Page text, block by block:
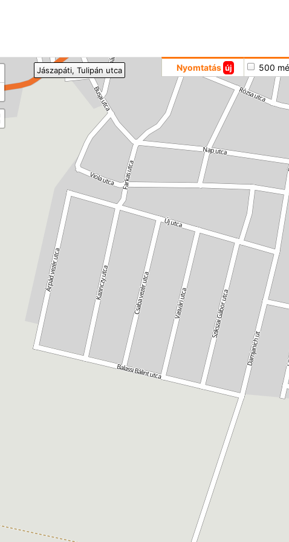
Nyomtatás új 500
Jászapáti, Tulipán utca